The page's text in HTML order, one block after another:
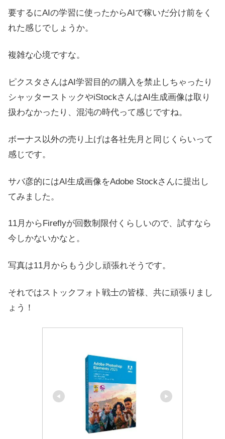
要するにAIの学習に使ったからAIで稼いだ分け前をく
れた感じでしょうか。
複雑な心境ですな。
ピクスタさんはAI学習目的の購入を禁止しちゃったり
シャッターストックやiStockさんはAI生成画像は取り
扱わなかったり、混沌の時代って感じですね。
ボーナス以外の売り上げは各社先月と同じくらいって
感じです。
サバ彦的にはAI生成画像をAdobe Stockさんに提出し
てみました。
11月からFireflyが回数制限付くらしいので、試すなら
今しかないかなと。
写真は11月からもう少し頑張れそうです。
それではストックフォト戦士の皆様、共に頑張りまし
ょう！